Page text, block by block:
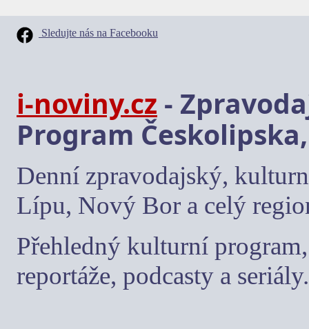
Sledujte nás na Facebooku
i-noviny.cz -
Program
Denní zpravodajský,
Lípu, Nový Bor a celý
Přehledný kulturní
reportáže, podcasty a seriály.